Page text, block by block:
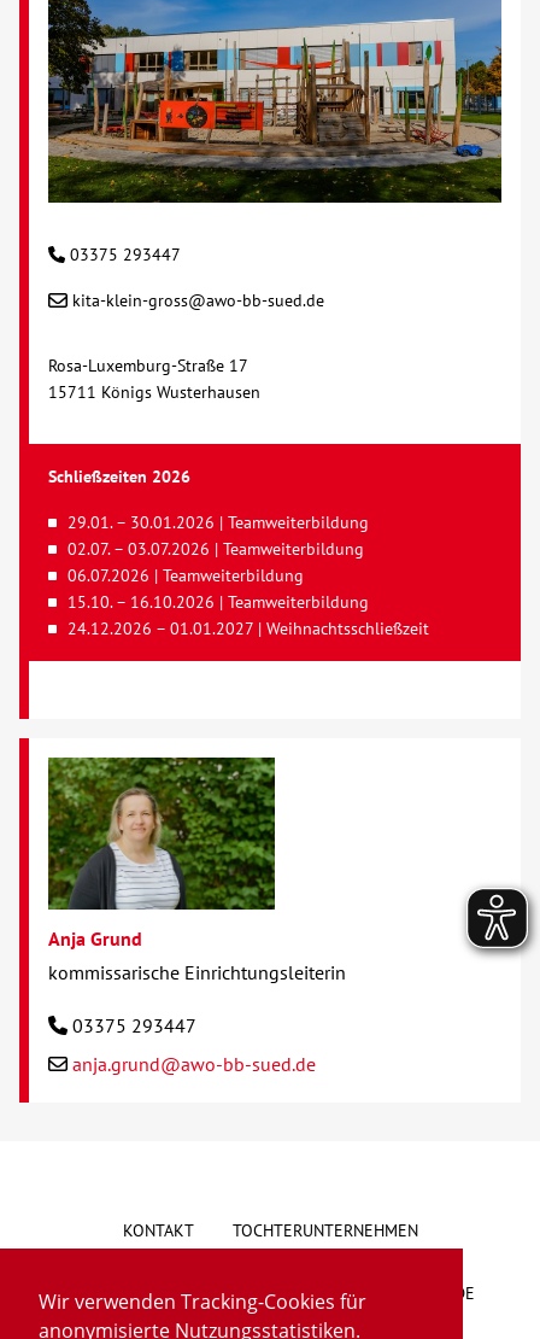
Wir verwenden Tracking-Cookies für
anonymisierte Nutzungsstatistiken.
03375 293447
kita-klein-gross@awo-bb-sued.de
Rosa-Luxemburg-Straße 17
15711 Königs Wusterhausen
Schließzeiten 2026
29.01. – 30.01.2026 | Teamweiterbildung
02.07. – 03.07.2026 | Teamweiterbildung
06.07.2026 | Teamweiterbildung
15.10. – 16.10.2026 | Teamweiterbildung
24.12.2026 – 01.01.2027 | Weihnachtsschließzeit
Anja Grund
kommissarische Einrichtungsleiterin
03375 293447
anja.grund@awo-bb-sued.de
KONTAKT TOCHTERUNTERNEHMEN
HINWEISGEBERSYSTEM VORSCHLAG/BESCHWERDE